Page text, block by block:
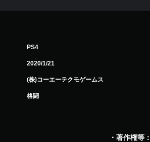
PS4
2020/1/21
(株)コーエーテクモゲームス
格闘
・著作権等：